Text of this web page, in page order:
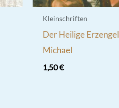
Kleinschriften
Der Heilige Erzengel
Michael
1,50€